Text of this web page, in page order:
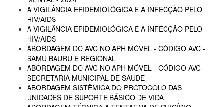
A VIGILÂNCIA EPIDEMIOLÓGICA E A INFECÇÃO PELO
HIV/AIDS
A VIGILÂNCIA EPIDEMIOLÓGICA E A INFECÇÃO PELO
HIV/AIDS
ABORDAGEM DO AVC NO APH MÓVEL - CÓDIGO AVC -
SAMU BAURU E REGIONAL
ABORDAGEM DO AVC NO APH MÓVEL - CÓDIGO AVC -
SECRETARIA MUNICIPAL DE SAUDE
ABORDAGEM SISTÊMICA DO PROTOCOLO DAS
UNIDADES DE SUPORTE BÁSICO DE VIDA